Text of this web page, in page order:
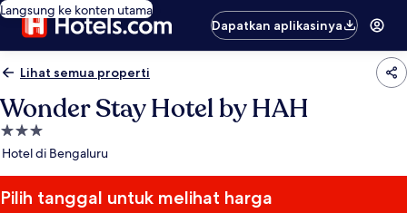
Langsung ke konten utama
Dapatkan aplikasinya
Lihat semua properti
Wonder Stay Hotel by HAH
Properti
bintang
Hotel di Bengaluru
Pilih tanggal untuk melihat harga